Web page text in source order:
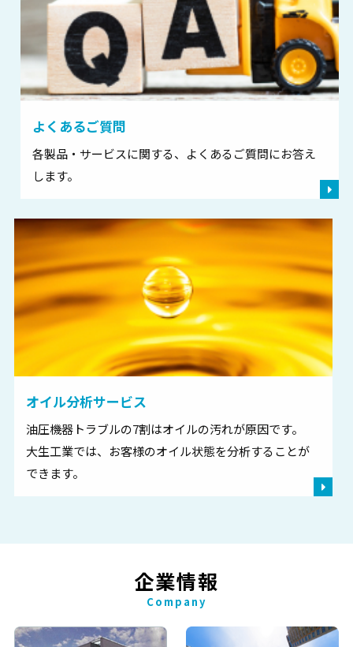
よくあるご質問
各製品・サービスに関する、よくあるご質問にお答え
します。
オイル分析サービス
油圧機器トラブルの7割はオイルの汚れが原因です。
大生工業では、お客様のオイル状態を分析することが
できます。
企業情報
Company